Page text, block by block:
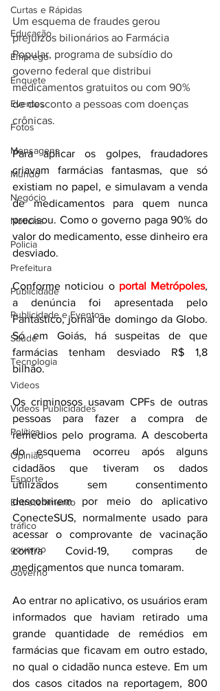
Curtas e Rápidas
Educação
Emprego
Enquete
Eventos
Fotos
Mensagens
Mundo
Negócio
Noticias
Policia
Prefeitura
Publicidade
Publicidade e Eventos.
Saúde
Tecnologia
Videos
Videos Publicidades
Política
Opinião
Esporte
Entretenimento
tráfico
governo
Governo
Um esquema de fraudes gerou
prejuízos bilionários ao Farmácia
Popular, programa de subsídio do
governo federal que distribui
medicamentos gratuitos ou com 90%
de desconto a pessoas com doenças
crônicas.
Para aplicar os golpes, fraudadores
criavam farmácias fantasmas, que só
existiam no papel, e simulavam a venda
de medicamentos para quem nunca
precisou. Como o governo paga 90% do
valor do medicamento, esse dinheiro era
desviado.
Conforme noticiou o portal Metrópoles,
a denúncia foi apresentada pelo
Fantástico, jornal de domingo da Globo.
Só em Goiás, há suspeitas de que
farmácias tenham desviado R$ 1,8
bilhão.
Os criminosos usavam CPFs de outras
pessoas para fazer a compra de
remédios pelo programa. A descoberta
do esquema ocorreu após alguns
cidadãos que tiveram os dados
utilizados sem consentimento
descobrirem por meio do aplicativo
ConecteSUS, normalmente usado para
acessar o comprovante de vacinação
contra Covid-19, compras de
medicamentos que nunca tomaram.
Ao entrar no aplicativo, os usuários eram
informados que haviam retirado uma
grande quantidade de remédios em
farmácias que ficavam em outro estado,
no qual o cidadão nunca esteve. Em um
dos casos citados na reportagem, 800